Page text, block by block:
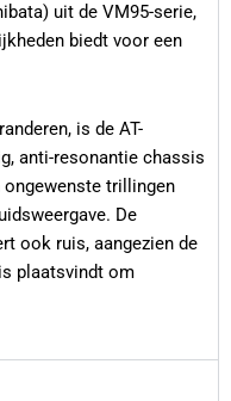
uit de VM95-serie,
biedt voor een
is de AT-
anti-resonantie chassis
trillingen
De
ook ruis, aangezien de
plaatsvindt om